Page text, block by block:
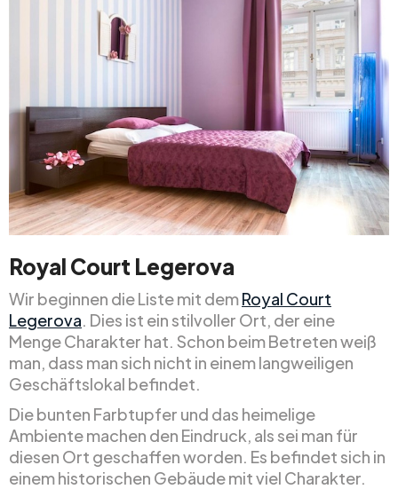
Royal Court Legerova
Wir beginnen die Liste mit demRoyal Court
Legerova. Dies ist ein stilvoller Ort, der eine
Menge Charakter hat. Schon beim Betreten weiß
man, dass man sich nicht in einem langweiligen
Geschäftslokal befindet.
Die bunten Farbtupfer und das heimelige
Ambiente machen den Eindruck, als sei man für
diesen Ort geschaffen worden. Es befindet sich in
einem historischen Gebäude mit viel Charakter.